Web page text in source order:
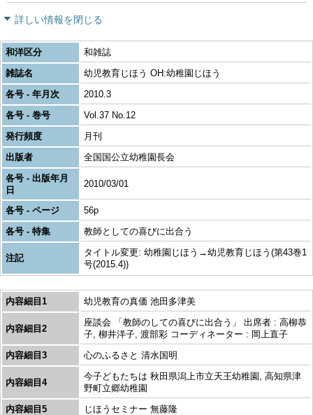
詳しい情報を閉じる
和洋区分
和雑誌
雑誌名
幼児教育じほう OH:幼稚園じほう
各号 - 年月次
2010.3
各号 - 巻号
Vol.37 No.12
発行頻度
月刊
出版者
全国国公立幼稚園長会
各号 - 出版年月
日
2010/03/01
各号 - ページ
56p
各号 - 特集
教師としての喜びに出合う
注記
タイトル変更: 幼稚園じほう→幼児教育じほう(第43巻1
号(2015.4))
内容細目1 幼児教育の真価 池田多津美
内容細目2
座談会 「教師のしての喜びに出合う」 出席者 : 高柳恭
子, 柳井洋子, 渡部彩 コーディネーター : 岡上直子
内容細目3
心のふるさと 清水国明
内容細目4
今子どもたちは 秋田県潟上市立天王幼稚園, 高知県津
野町立郷幼稚園
内容細目5
じほうセミナー 無藤隆